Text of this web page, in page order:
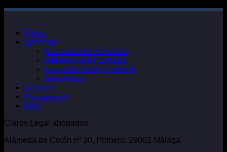
Firma
Servicios
Nacionalidad Española
Residencia en España
Asesoría Fiscal y Laboral
Área Penal
Contacto
Presupuesto
Blog
Claros Legal abogados
Alameda de Colón nº 30, Primero, 29001 Málaga